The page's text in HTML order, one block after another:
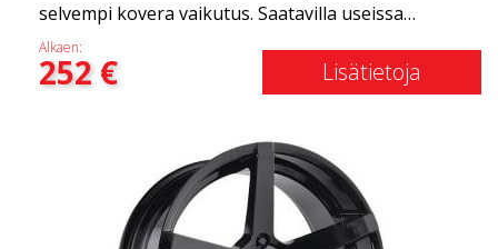
selvempi kovera vaikutus. Saatavilla useissa
väriyhdistelmissä: Musta kiillotetuilla puolilla, Täysin
hopea tai Mattaharmaa. Yhteensopiva useimpien
markkinoilla olevien automerkkien kanssa. Valitset
erittäin korkealaatuinen ja erittäin kestävä. Mikä on
tehnyt ABS355:stä niin suositun Ruotsissa? Malli on
erittäin kovera, muoto on urheilullinen ja design on
tyylikäs. Tämä vanne malli on tehnyt itselleen nimen
Alkaen:
252€ Lisätietoja